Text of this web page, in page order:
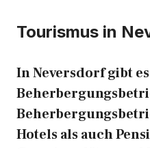
Tourismus in
In Neversdorf gibt
Hotels als auch